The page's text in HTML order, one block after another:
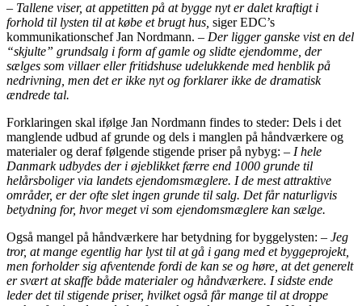
– Tallene viser, at appetitten på at bygge nyt er dalet kraftigt i
forhold til lysten til at købe et brugt hus, siger EDC’s
kommunikationschef Jan Nordmann. – Der ligger ganske vist en del
“skjulte” grundsalg i form af gamle og slidte ejendomme, der
sælges som villaer eller fritidshuse udelukkende med henblik på
nedrivning, men det er ikke nyt og forklarer ikke de dramatisk
ændrede tal.
Forklaringen skal ifølge Jan Nordmann findes to steder: Dels i det
manglende udbud af grunde og dels i manglen på håndværkere og
materialer og deraf følgende stigende priser på nybyg: – I hele
Danmark udbydes der i øjeblikket færre end 1000 grunde til
helårsboliger via landets ejendomsmæglere. I de mest attraktive
områder, er der ofte slet ingen grunde til salg. Det får naturligvis
betydning for, hvor meget vi som ejendomsmæglere kan sælge.
Også mangel på håndværkere har betydning for byggelysten: – Jeg
tror, at mange egentlig har lyst til at gå i gang med et byggeprojekt,
men forholder sig afventende fordi de kan se og høre, at det generelt
er svært at skaffe både materialer og håndværkere. I sidste ende
leder det til stigende priser, hvilket også får mange til at droppe